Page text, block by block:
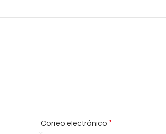
Correo electrónico*